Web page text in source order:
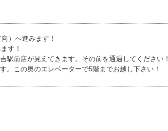
）へ進みます！
す！
駅前店が見えてきます。その前を通過してください！
。この奥のエレベーターで5階までお越し下さい！